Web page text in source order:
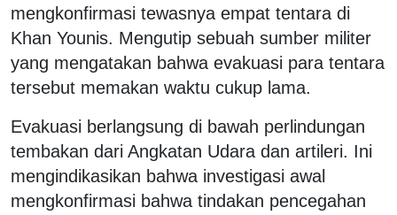
mengkonfirmasi tewasnya empat tentara di
Khan Younis. Mengutip sebuah sumber militer
yang mengatakan bahwa evakuasi para tentara
tersebut memakan waktu cukup lama.
Evakuasi berlangsung di bawah perlindungan
tembakan dari Angkatan Udara dan artileri. Ini
mengindikasikan bahwa investigasi awal
mengkonfirmasi bahwa tindakan pencegahan